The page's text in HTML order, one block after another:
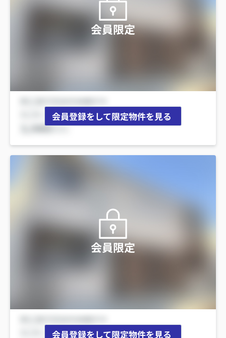
会員限定
会員登録をして限定物件を見る
会員限定
会員登録をして限定物件を見る